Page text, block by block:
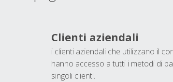
Clienti aziendali
i clienti aziendali che utilizzano il
hanno accesso a tutti i metodi di
singoli clienti.